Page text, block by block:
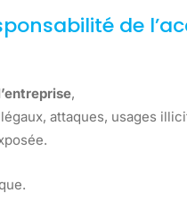
de
,
attaques, usages